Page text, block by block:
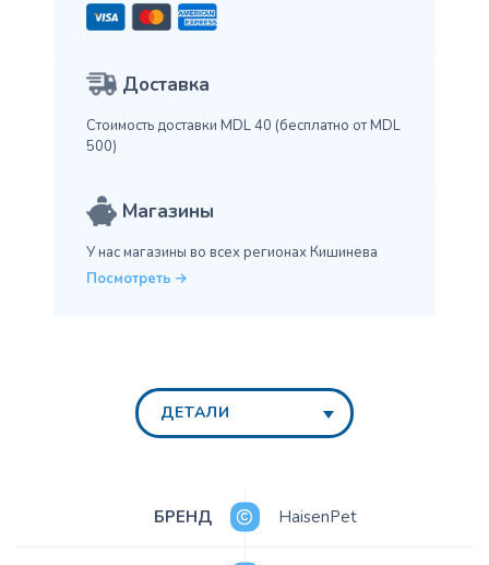
Доставка
Стоимость доставки MDL 40 (бесплатно от MDL
500)
Магазины
У нас магазины во всех регионах Кишинева
Посмотреть
ДЕТАЛИ
БРЕНД HaisenPet